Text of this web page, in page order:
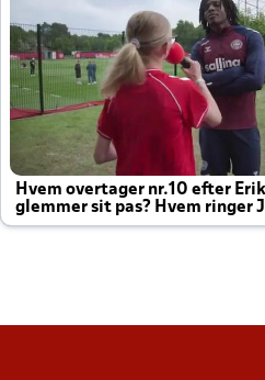
Hvem overtager nr.10 efter
glemmer sit pas? Hvem ringer
altid til efter kampe?